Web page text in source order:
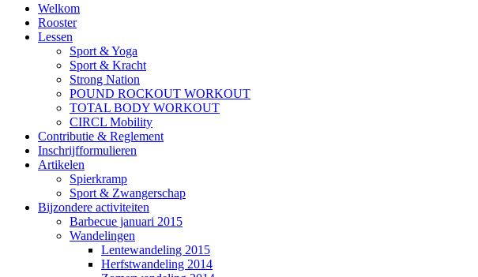
Welkom
Rooster
Lessen
Sport & Yoga
Sport & Kracht
Strong Nation
POUND ROCKOUT WORKOUT
TOTAL BODY WORKOUT
CIRCL Mobility
Contributie & Reglement
Inschrijfformulieren
Artikelen
Spierkramp
Sport & Zwangerschap
Bijzondere activiteiten
Barbecue januari 2015
Wandelingen
Lentewandeling 2015
Herfstwandeling 2014